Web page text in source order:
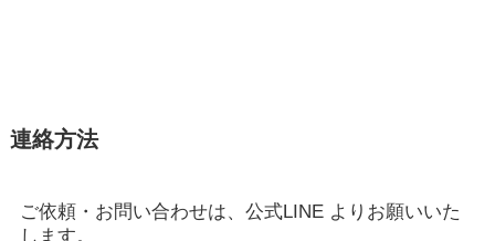
連絡方法
ご依頼・お問い合わせは、 公式LINE よりお願いいた
します。